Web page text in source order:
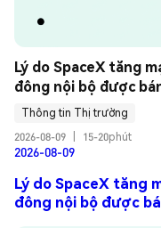
Lý do SpaceX tăng
đông nội bộ được
Thông tin Thị trường
2026-08-09
15-20phút
2026-08-09
Lý do SpaceX tăng
đông nội bộ được